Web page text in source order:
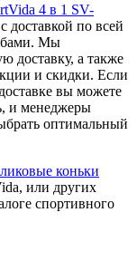
4 в 1 SV-
доставкой по всей
Мы
доставку, а также
и скидки. Если
вы можете
и менеджеры
оптимальный
коньки
или других
спортивного